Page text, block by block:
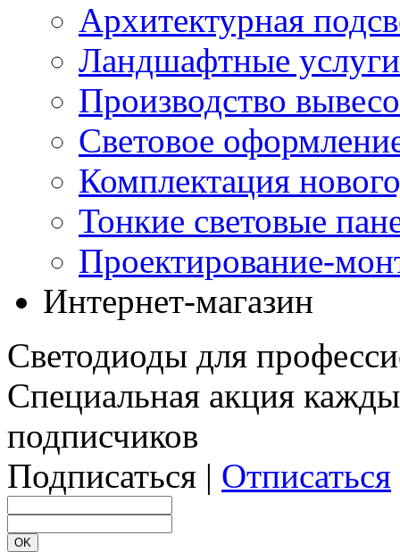
Архитектурная
Ландшафтные
Производство
Световое
Комплектация
Тонкие световые
Проектирование-
Интернет-магазин
Светодиоды для
Специальная акция
подписчиков
Подписаться | Отписаться